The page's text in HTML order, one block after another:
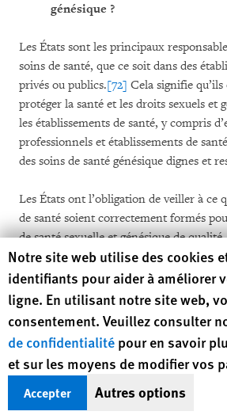
génésique ?
Les États sont les principaux
soins de santé, que ce soit dans des
privés ou publics.[72] Cela signifie
protéger la santé et les droits sexuels et
les établissements de santé, y compris
professionnels et établissements de
des soins de santé génésique dignes et
Les États ont l’obligation de veiller à ce
de santé soient correctement formés
de santé sexuelle et génésique de
respectueux[73] et que ces services soient
manière respectueuse et digne qui
marginalisation ou la vulnérabilité.
[74]
Enfin, les principes de soins maternels
applicables à tous les soins de santé
seulement aux soins maternels.
Que devraient faire les
Human Rights Watch cookie
Notre site web utilise des cookies
identifiants pour aider à améliorer
ligne. En utilisant notre site web,
consentement. Veuillez consulter
de confidentialité pour en savoir
et sur les moyens de modifier vos
Accepter Autres options